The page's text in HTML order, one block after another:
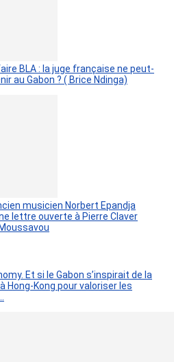
BLA : la juge française ne peut-
au Gabon ? ( Brice Ndinga)
musicien Norbert Epandja
lettre ouverte à Pierre Claver
Et si le Gabon s’inspirait de la
Hong-Kong pour valoriser les